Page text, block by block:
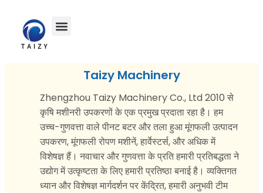
Taizy Machinery
Zhengzhou Taizy Machinery Co., Ltd 2010 से
कृषि मशीनरी उपकरणों के एक प्रमुख प्रदाता रहा है। हम
उच्च-गुणवत्ता वाले पीनट बटर और तला हुआ मूंगफली उत्पादन
उपकरण, मूंगफली रोपण मशीनें, हार्वेस्टर्स, और अधिक में
विशेषज्ञ हैं। नवाचार और गुणवत्ता के प्रति हमारी प्रतिबद्धता ने
उद्योग में उत्कृष्टता के लिए हमारी प्रतिष्ठा बनाई है। व्यक्तिगत
ध्यान और विशेषज्ञ मार्गदर्शन पर केंद्रित, हमारी अनुभवी टीम